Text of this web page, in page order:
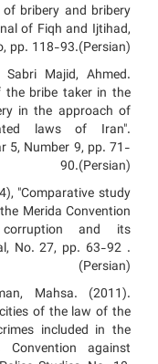
bribery and bribery
of Fiqh and Ijtihad,
pp. 118-93.(Persian)
Majid, Ahmed.
the bribe taker in the
in the approach of
laws of Iran".
5, Number 9, pp. 71-
90.(Persian)
"Comparative study
Merida Convention
and its
No. 27, pp. 63-92 .
(Persian)
Mahsa. (2011).
of the law of the
included in the
against